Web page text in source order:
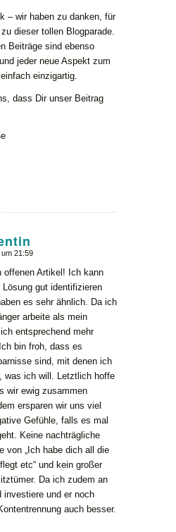
– wir haben zu danken, für
dieser tollen Blogparade.
Beiträge sind ebenso
jeder neue Aspekt zum
einzigartig.
dass Dir unser Beitrag
21:59
offenen Artikel! Ich kann
gut identifizieren
es sehr ähnlich. Da ich
arbeite als mein
entsprechend mehr
bin froh, dass es
sind, mit denen ich
was ich will. Letztlich hoffe
wir ewig zusammen
ersparen wir uns viel
Gefühle, falls es mal
Keine nachträgliche
von „Ich habe dich all die
etc“ und kein großer
Da ich zudem an
investiere und er noch
auch besser.